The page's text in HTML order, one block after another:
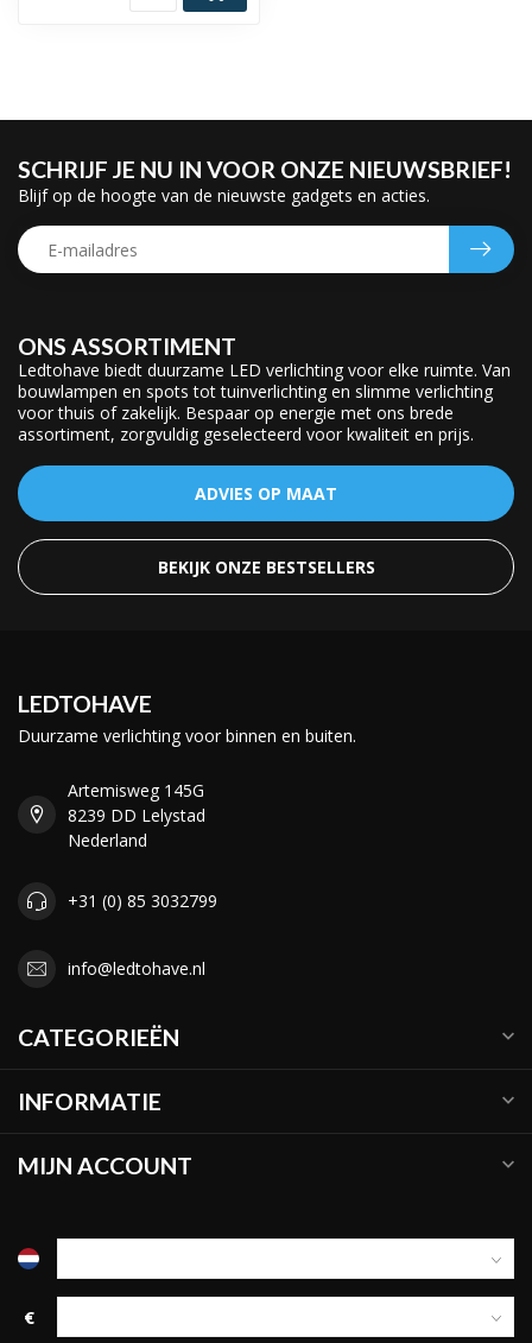
ONS ASSORTIMENT
Ledtohave biedt duurzame LED verlichting voor elke ruimte. Van
bouwlampen en spots tot tuinverlichting en slimme verlichting
voor thuis of zakelijk. Bespaar op energie met ons brede
assortiment, zorgvuldig geselecteerd voor kwaliteit en prijs.
ADVIES OP MAAT
BEKIJK ONZE BESTSELLERS
SCHRIJF JE NU IN VOOR ONZE NIEUWSBRIEF!
Blijf op de hoogte van de nieuwste gadgets en acties.
LEDTOHAVE
Duurzame verlichting voor binnen en buiten.
Artemisweg 145G
8239 DD Lelystad
Nederland
+31 (0) 85 3032799
info@ledtohave.nl
CATEGORIEËN
INFORMATIE
MIJN ACCOUNT
€